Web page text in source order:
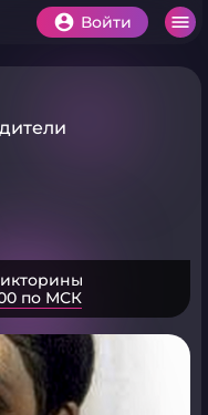
Войти
по МСК